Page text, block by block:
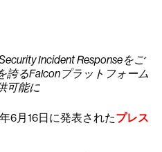
Incident Responseをご
誇るFalconプラットフォーム
可能に
6月16日に発表されたプレス